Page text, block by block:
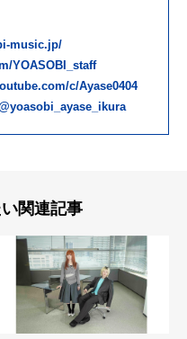
music.jp/
YOASOBI_staff
c/Ayase0404
関連記事